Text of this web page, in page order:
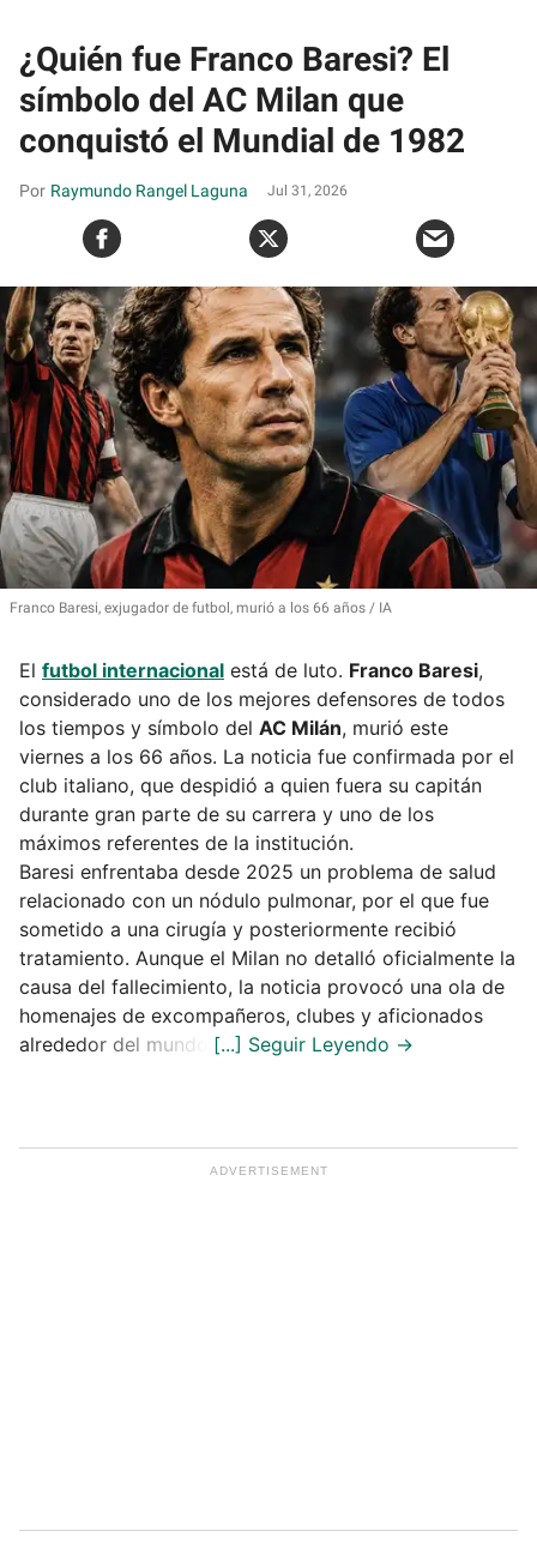
¿Quién fue Franco Baresi? El
símbolo del AC Milan que
conquistó el Mundial de 1982
Raymundo Rangel Laguna Jul 31, 2026
Franco Baresi, exjugador de futbol, murió a los 66 años IA
El futbol internacional está de luto. Franco Baresi,
considerado uno de los mejores defensores de todos
los tiempos y símbolo del AC Milán, murió este
viernes a los 66 años. La noticia fue confirmada por el
club italiano, que despidió a quien fuera su capitán
durante gran parte de su carrera y uno de los
máximos referentes de la institución.
Baresi enfrentaba desde 2025 un problema de salud
relacionado con un nódulo pulmonar, por el que fue
sometido a una cirugía y posteriormente recibió
tratamiento. Aunque el Milan no detalló oficialmente la
causa del fallecimiento, la noticia provocó una ola de
homenajes de excompañeros, clubes y aficionados
alrededor del mundo.